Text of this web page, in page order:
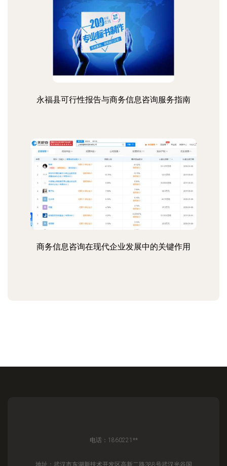
永福县可行性报告与商务信息咨询服务指南
商务信息咨询在现代企业发展中的关键作用
电话：1860221**
地址：武汉市东湖新技术开发区高新二路388号武汉光谷国